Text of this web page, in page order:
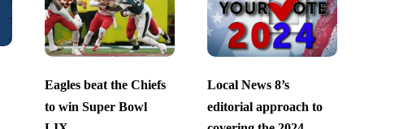
Eagles beat the Chiefs
to win Super Bowl
Local News 8’s
editorial approach to